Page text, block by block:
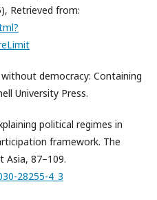
Retrieved from:
democracy: Containing
University Press.
political regimes in
framework. The
Asia, 87–109.
28255-4_3